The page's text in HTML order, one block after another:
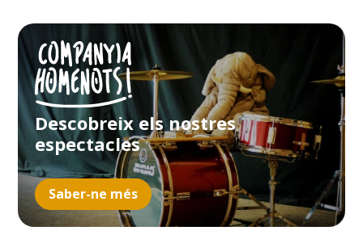
Descobreix els nostres
espectacles
Saber-ne més